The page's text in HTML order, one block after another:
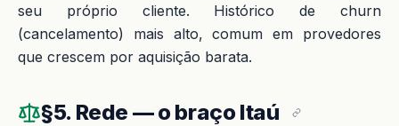
seu próprio cliente. Histórico de churn
(cancelamento) mais alto, comum em provedores
que crescem por aquisição barata.
§5. Rede — o braço Itaú